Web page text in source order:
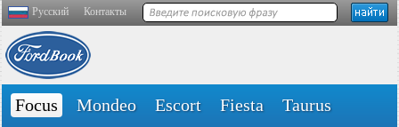
Русский Контакты
Focus Mondeo Escort Fiesta
Taurus